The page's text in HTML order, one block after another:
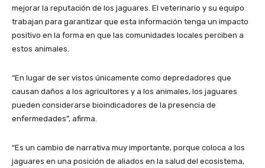
mejorar la reputación de los jaguares. El veterinario y su equipo
trabajan para garantizar que esta información tenga un impacto
positivo en la forma en que las comunidades locales perciben a
estos animales.
“En lugar de ser vistos únicamente como depredadores que
causan daños a los agricultores y a los animales, los jaguares
pueden considerarse bioindicadores de la presencia de
enfermedades”, afirma.
“Es un cambio de narrativa muy importante, porque coloca a los
jaguares en una posición de aliados en la salud del ecosistema,